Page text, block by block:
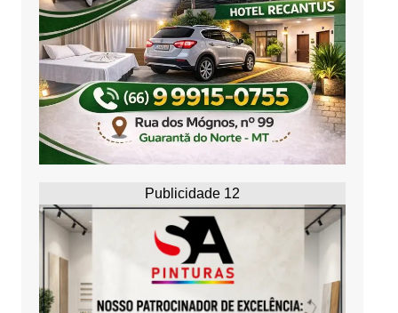
Publicidade 12